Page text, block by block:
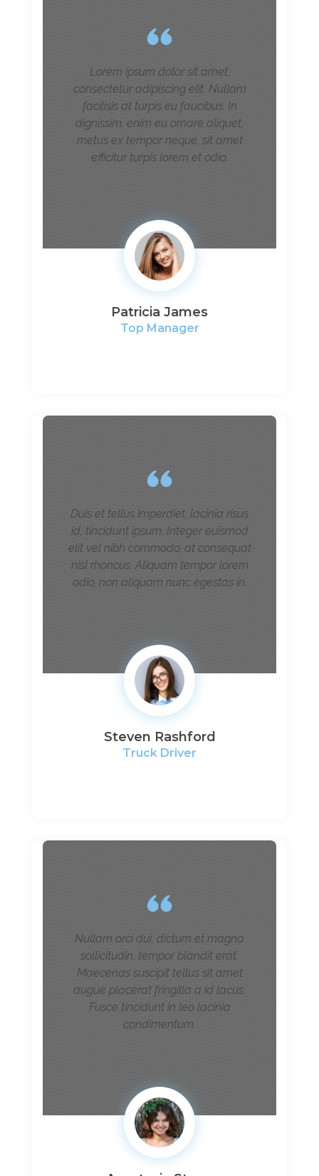
Lorem ipsum dolor sit amet,
consectetur adipiscing elit. Nullam
facilisis at turpis eu faucibus. In
dignissim, enim eu ornare aliquet,
metus ex tempor neque, sit amet
efficitur turpis lorem et odio.
Patricia James
Top Manager
Duis et tellus imperdiet, lacinia risus
id, tincidunt ipsum. Integer euismod
elit vel nibh commodo, at consequat
nisl rhoncus. Aliquam tempor lorem
odio, non aliquam nunc egestas in.
Steven Rashford
Truck Driver
Nullam orci dui, dictum et magna
sollicitudin, tempor blandit erat.
Maecenas suscipit tellus sit amet
augue placerat fringilla a id lacus.
Fusce tincidunt in leo lacinia
condimentum.